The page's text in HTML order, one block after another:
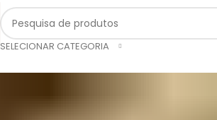
SELECIONAR CATEGORIA